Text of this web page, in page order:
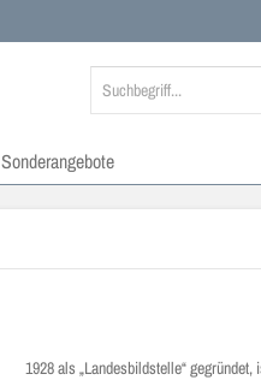
Sonderangebote
1928 als „Landesbildstelle“ gegründet,